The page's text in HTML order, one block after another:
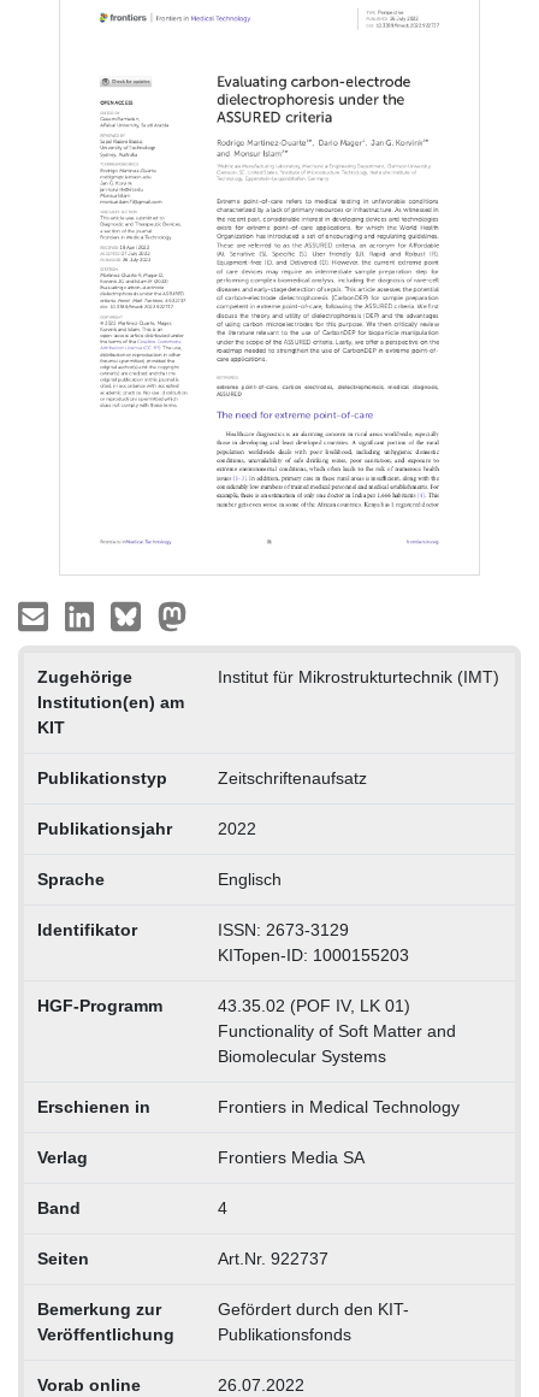
Zugehörige
Institution(en) am
KIT
Institut für Mikrostrukturtechnik (IMT)
Publikationstyp Zeitschriftenaufsatz
Publikationsjahr 2022
Sprache Englisch
Identifikator
ISSN: 2673-3129
KITopen-ID: 1000155203
HGF-Programm
43.35.02 (POF IV, LK 01)
Functionality of Soft Matter and
Biomolecular Systems
Erschienen in Frontiers in Medical Technology
Verlag Frontiers Media SA
Band 4
Seiten Art.Nr. 922737
Bemerkung zur
Veröffentlichung
Gefördert durch den KIT-
Publikationsfonds
Vorab online 26.07.2022